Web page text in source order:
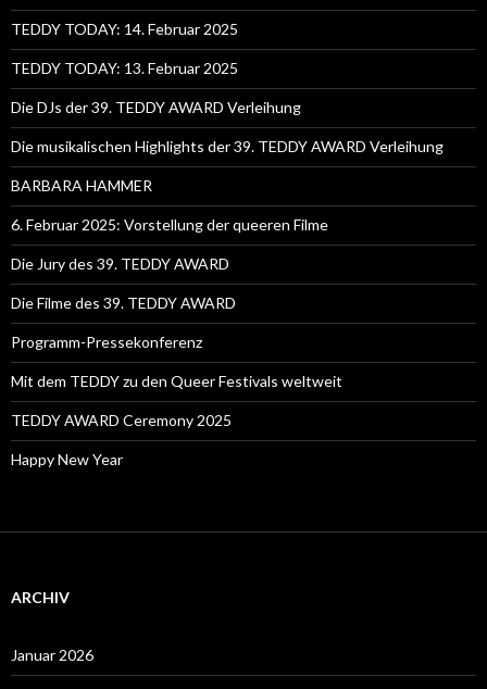
TEDDY TODAY: 14. Februar 2025
TEDDY TODAY: 13. Februar 2025
Die DJs der 39. TEDDY AWARD Verleihung
Die musikalischen Highlights der 39. TEDDY AWARD Verleihung
BARBARA HAMMER
6. Februar 2025: Vorstellung der queeren Filme
Die Jury des 39. TEDDY AWARD
Die Filme des 39. TEDDY AWARD
Programm-Pressekonferenz
Mit dem TEDDY zu den Queer Festivals weltweit
TEDDY AWARD Ceremony 2025
Happy New Year
ARCHIV
Januar 2026